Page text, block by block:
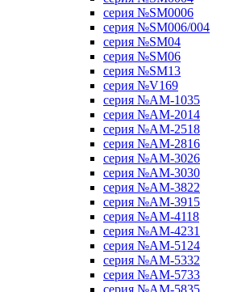
серия №SM0006
серия №SM006/004
серия №SM04
серия №SM06
серия №SM13
серия №V169
серия №АМ-1035
серия №АМ-2014
серия №АМ-2518
серия №АМ-2816
серия №АМ-3026
серия №АМ-3030
серия №АМ-3822
серия №АМ-3915
серия №АМ-4118
серия №АМ-4231
серия №АМ-5124
серия №АМ-5332
серия №АМ-5733
серия №АМ-5835